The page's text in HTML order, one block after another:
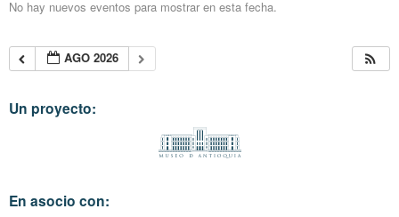
No hay nuevos eventos para mostrar en esta fecha.
AGO 2026
Un proyecto:
En asocio con: